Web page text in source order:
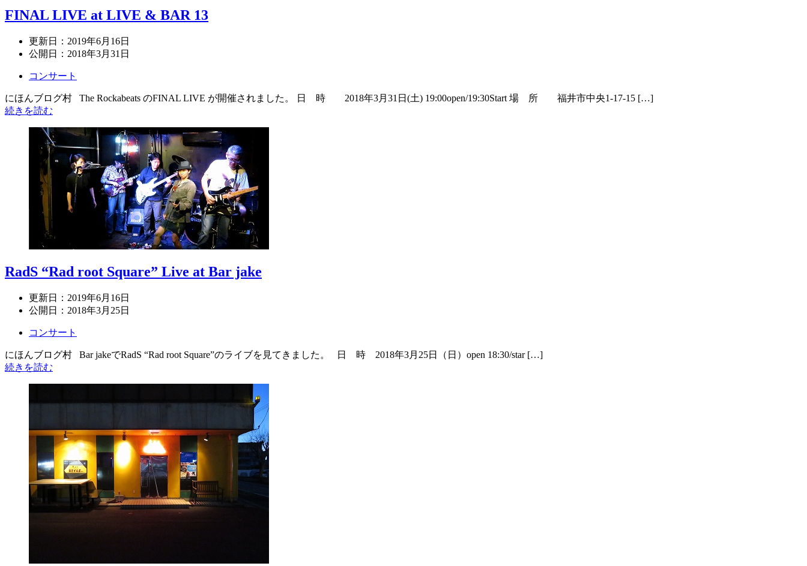
FINAL LIVE at LIVE & BAR 13
更新日： 2019年6月16日
公開日： 2018年3月31日
コンサート
にほんブログ村 The Rockabeats のFINAL LIVE が開催されました。 日 時 2018年3月31日(土) 19:00open/19:30Start 場 所 福井市中央1-17-15 […]
続きを読む
RadS “Rad root Square” Live at Bar jake
更新日： 2019年6月16日
公開日： 2018年3月25日
コンサート
にほんブログ村 Bar jakeでRadS “Rad root Square”のライブを見てきました。 日 時 2018年3月25日（日）open 18:30/star […]
続きを読む